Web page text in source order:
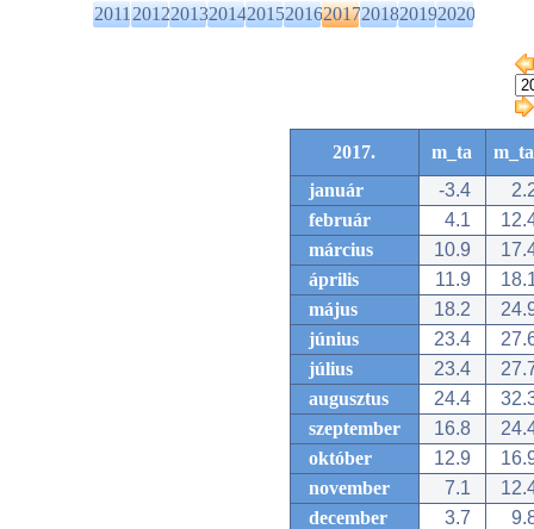
2011201220132014201520162017201820192020
2017. m_ta
január
-3.4
február
4.1
március
10.9
április
11.9
május
18.2
június
23.4
július
23.4
augusztus
24.4
szeptember
16.8
október
12.9
november
7.1
december
3.7